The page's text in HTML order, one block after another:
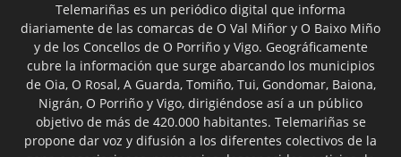
Telemariñas es un periódico digital que informa
diariamente de las comarcas de O Val Miñor y O Baixo Miño
y de los Concellos de O Porriño y Vigo. Geográficamente
cubre la información que surge abarcando los municipios
de Oia, O Rosal, A Guarda, Tomiño, Tui, Gondomar, Baiona,
Nigrán, O Porriño y Vigo, dirigiéndose así a un público
objetivo de más de 420.000 habitantes. Telemariñas se
propone dar voz y difusión a los diferentes colectivos de la